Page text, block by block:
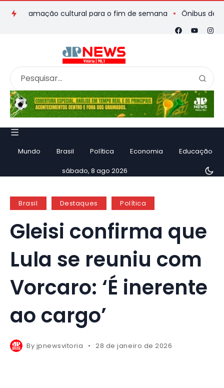
cultural para o fim de semana Ônibus de
Mundo Brasil Política Economia Educação
sábado, 8 ago 2026
Brasil Destaques Política
Gleisi confirma que
Lula se reuniu com
Vorcaro: ‘É inerente
ao cargo’
By jpnewsvitoria 28 de janeiro de 2026